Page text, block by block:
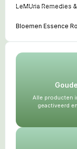
LeMUria Remedies
Bloemen Essence
Alle producten
geactiveerd